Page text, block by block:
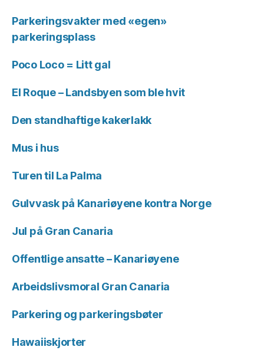
Parkeringsvakter med «egen»
parkeringsplass
Poco Loco = Litt gal
El Roque – Landsbyen som ble hvit
Den standhaftige kakerlakk
Mus i hus
Turen til La Palma
Gulvvask på Kanariøyene kontra Norge
Jul på Gran Canaria
Offentlige ansatte – Kanariøyene
Arbeidslivsmoral Gran Canaria
Parkering og parkeringsbøter
Hawaiiskjorter